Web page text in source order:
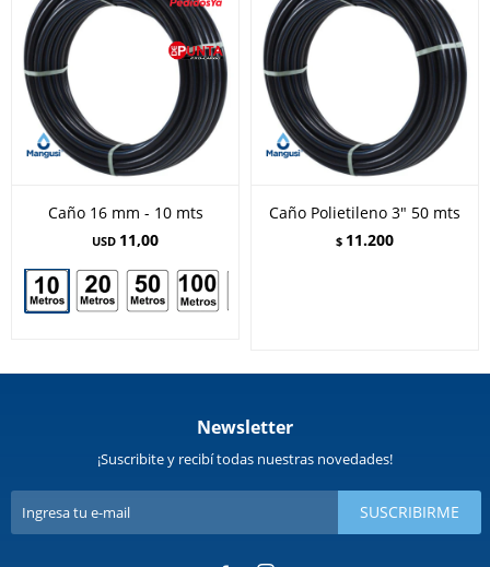
Caño 16 mm - 10 mts
USD 11,00
Caño Polietileno 3" 50 mts
$ 11.200
Newsletter
¡Suscribite y recibí todas nuestras novedades!
SUSCRIBIRME